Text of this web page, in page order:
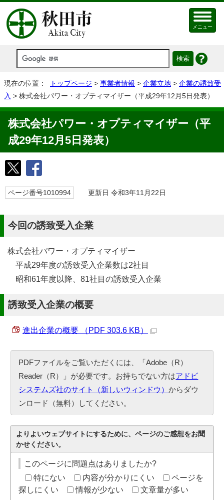
メニュー
現在の位置： トップページ > 事業者情報 > 企業立地 > 企業の誘致受
入 > 株式会社パワー・オプティマイザー（平成29年12月5日発表）
株式会社パワー・オプティマイザー（平
成29年12月5日発表）
ページ番号1010994 更新日 令和3年11月22日
今回の誘致受入企業
株式会社パワー・オプティマイザー
平成29年度の誘致受入企業数は2社目
昭和61年度以降、81社目の誘致受入企業
誘致受入企業の概要
進出企業の概要 （PDF 303.6 KB）
PDFファイルをご覧いただくには、「Adobe（R）
Reader（R）」が必要です。お持ちでない方はアドビ
システムズ社のサイト（新しいウィンドウ）からダウ
ンロード（無料）してください。
よりよいウェブサイトにするために、ページのご感想をお聞
かせください。
このページに問題点はありましたか?
特にない
内容が分かりにくい
ページを
探しにくい
情報が少ない 文章量が多い